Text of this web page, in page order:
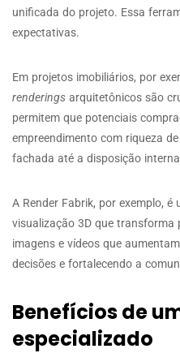
unificada do projeto. Essa
expectativas.
Em projetos imobiliários, por
renderings arquitetônicos são
permitem que potenciais
empreendimento com riqueza
fachada até a disposição
A Render Fabrik, por exemplo,
visualização 3D que transforma
imagens e vídeos que
decisões e fortalecendo a
Benefícios de
especializado